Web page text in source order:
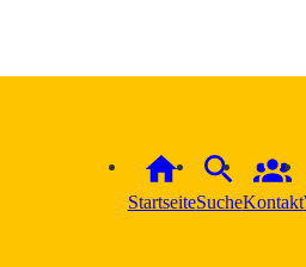
StartseiteSucheKontakt